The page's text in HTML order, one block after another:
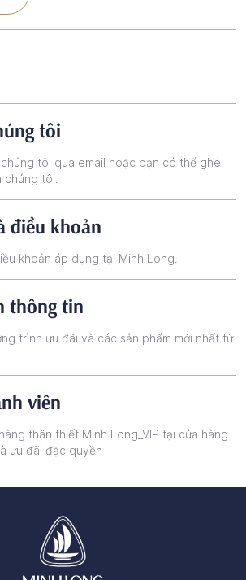
tôi
tôi qua email hoặc bạn có thể ghé
tôi.
điều khoản
khoản áp dụng tại Minh Long.
thông tin
trình ưu đãi và các sản phẩm mới nhất từ
viên
thân thiết Minh Long_VIP tại cửa hàng
ưu đãi đặc quyền